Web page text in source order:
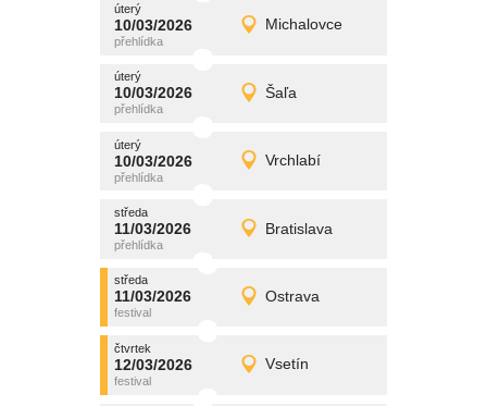
úterý
10/03/2026 Michalovce
úterý
10/03/2026 Detail
promítání
úterý
10/03/2026 Šaľa
úterý
10/03/2026 Detail
promítání
úterý
10/03/2026 Vrchlabí
úterý
10/03/2026 Detail
promítání
středa
11/03/2026 Bratislava
středa
11/03/2026 Detail
promítání
středa
11/03/2026 Ostrava
středa
11/03/2026 Detail
promítání
čtvrtek
12/03/2026 Vsetín
čtvrtek
12/03/2026 Detail
promítání